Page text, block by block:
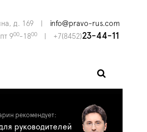
д. 169
info@pravo-rus.com
900-1800 +7(8452)23-44-11
рекомендует:
руководителей